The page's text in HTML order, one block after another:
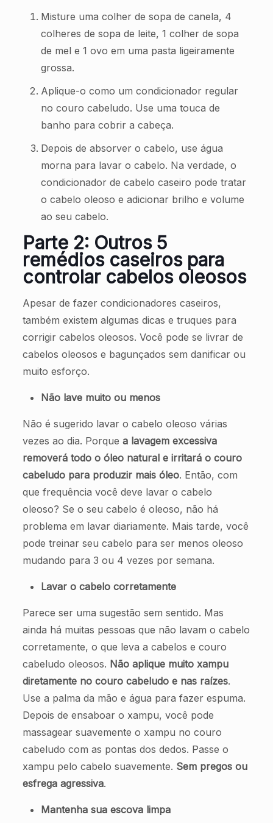
Misture uma colher de sopa de canela, 4
colheres de sopa de leite, 1 colher de sopa
de mel e 1 ovo em uma pasta ligeiramente
grossa.
Aplique-o como um condicionador regular
no couro cabeludo. Use uma touca de
banho para cobrir a cabeça.
Depois de absorver o cabelo, use água
morna para lavar o cabelo. Na verdade, o
condicionador de cabelo caseiro pode tratar
o cabelo oleoso e adicionar brilho e volume
ao seu cabelo.
Parte 2: Outros 5
remédios caseiros para
controlar cabelos oleosos
Apesar de fazer condicionadores caseiros,
também existem algumas dicas e truques para
corrigir cabelos oleosos. Você pode se livrar de
cabelos oleosos e bagunçados sem danificar ou
muito esforço.
Não lave muito ou menos
Não é sugerido lavar o cabelo oleoso várias
vezes ao dia. Porque a lavagem excessiva
removerá todo o óleo natural e irritará o couro
cabeludo para produzir mais óleo. Então, com
que frequência você deve lavar o cabelo
oleoso? Se o seu cabelo é oleoso, não há
problema em lavar diariamente. Mais tarde, você
pode treinar seu cabelo para ser menos oleoso
mudando para 3 ou 4 vezes por semana.
Lavar o cabelo corretamente
Parece ser uma sugestão sem sentido. Mas
ainda há muitas pessoas que não lavam o cabelo
corretamente, o que leva a cabelos e couro
cabeludo oleosos. Não aplique muito xampu
diretamente no couro cabeludo e nas raízes.
Use a palma da mão e água para fazer espuma.
Depois de ensaboar o xampu, você pode
massagear suavemente o xampu no couro
cabeludo com as pontas dos dedos. Passe o
xampu pelo cabelo suavemente. Sem pregos ou
esfrega agressiva.
Mantenha sua escova limpa